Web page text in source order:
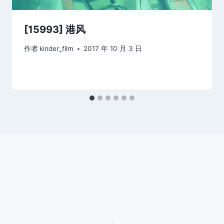
[15993] 港风
作者 kinder_film 2017 年 10 月 3 日